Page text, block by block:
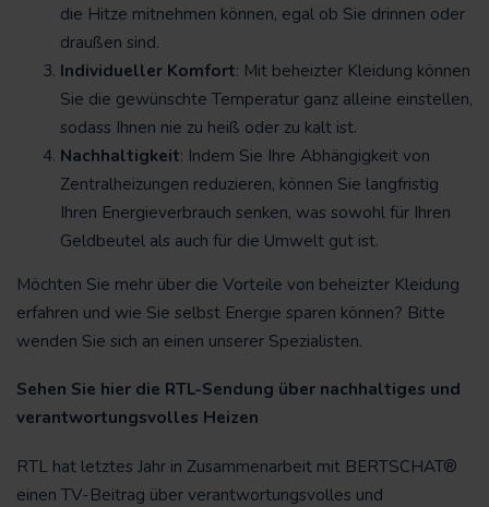
die Hitze mitnehmen können, egal ob Sie drinnen oder
draußen sind.
Individueller Komfort: Mit beheizter Kleidung können
Sie die gewünschte Temperatur ganz alleine einstellen,
sodass Ihnen nie zu heiß oder zu kalt ist.
Nachhaltigkeit: Indem Sie Ihre Abhängigkeit von
Zentralheizungen reduzieren, können Sie langfristig
Ihren Energieverbrauch senken, was sowohl für Ihren
Geldbeutel als auch für die Umwelt gut ist.
Möchten Sie mehr über die Vorteile von beheizter Kleidung
erfahren und wie Sie selbst Energie sparen können? Bitte
wenden Sie sich an einen unserer Spezialisten.
Sehen Sie hier die RTL-Sendung über nachhaltiges und
verantwortungsvolles Heizen
RTL hat letztes Jahr in Zusammenarbeit mit BERTSCHAT®
einen TV-Beitrag über verantwortungsvolles und